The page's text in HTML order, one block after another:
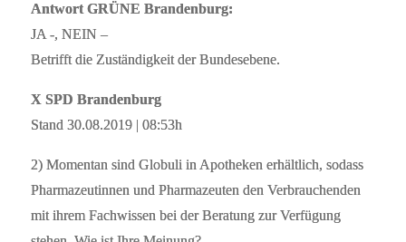
Antwort GRÜNE Brandenburg:
JA -, NEIN –
Betrifft die Zuständigkeit der Bundesebene.
X SPD Brandenburg
Stand 30.08.2019 | 08:53h
2) Momentan sind Globuli in Apotheken erhältlich, sodass
Pharmazeutinnen und Pharmazeuten den Verbrauchenden
mit ihrem Fachwissen bei der Beratung zur Verfügung